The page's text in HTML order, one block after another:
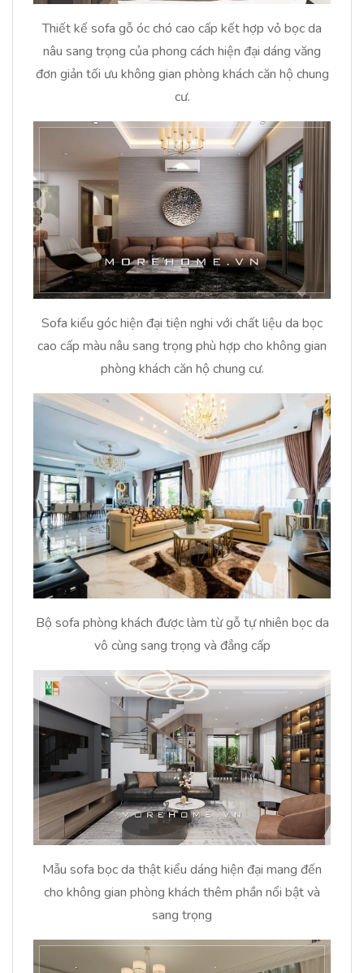
Thiết kế sofa gỗ óc chó cao cấp kết hợp vỏ bọc da
nâu sang trọng của phong cách hiện đại dáng văng
đơn giản tối ưu không gian phòng khách căn hộ chung
cư.
Sofa kiểu góc hiện đại tiện nghi với chất liệu da bọc
cao cấp màu nâu sang trọng phù hợp cho không gian
phòng khách căn hộ chung cư.
Bộ sofa phòng khách được làm từ gỗ tự nhiên bọc da
vô cùng sang trọng và đẳng cấp
Mẫu sofa bọc da thật kiểu dáng hiện đại mang đến
cho không gian phòng khách thêm phần nổi bật và
sang trọng